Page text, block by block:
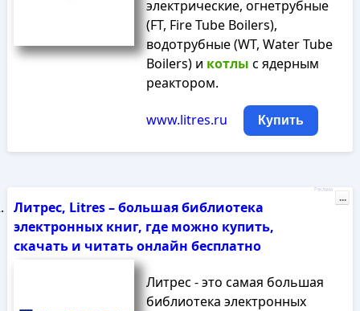
электрические, огнетрубные
(FT, Fire Tube Boilers),
водотрубные (WT, Water Tube
Boilers) и котлы с ядерным
реактором.
www.litres.ru Купить
Литрес, Litres – большая библиотека
электронных книг, где можно купить,
скачать и читать онлайн бесплатно
Литрес - это самая большая
библиотека электронных
Реклама
...